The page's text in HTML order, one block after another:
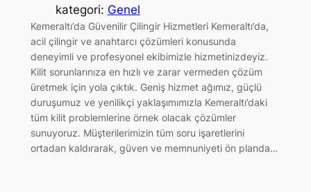
kategori: Genel
Kemeraltı’da Güvenilir Çilingir Hizmetleri Kemeraltı’da,
acil çilingir ve anahtarcı çözümleri konusunda
deneyimli ve profesyonel ekibimizle hizmetinizdeyiz.
Kilit sorunlarınıza en hızlı ve zarar vermeden çözüm
üretmek için yola çıktık. Geniş hizmet ağımız, güçlü
duruşumuz ve yenilikçi yaklaşımımızla Kemeraltı’daki
tüm kilit problemlerine örnek olacak çözümler
sunuyoruz. Müşterilerimizin tüm soru işaretlerini
ortadan kaldırarak, güven ve memnuniyeti ön planda…